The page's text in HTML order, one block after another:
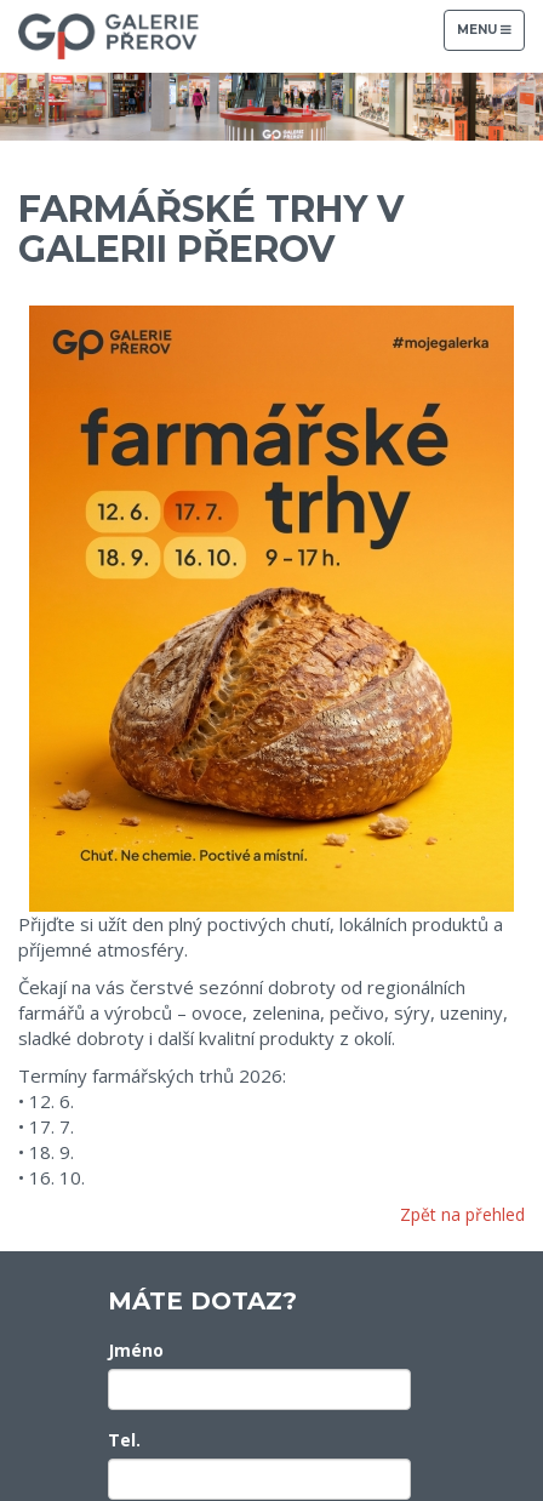
TOGGLE
NAVIGATION
MENU
FARMÁŘSKÉ TRHY V
GALERII PŘEROV
Přijďte si užít den plný poctivých chutí, lokálních produktů a
příjemné atmosféry.
Čekají na vás čerstvé sezónní dobroty od regionálních
farmářů a výrobců – ovoce, zelenina, pečivo, sýry, uzeniny,
sladké dobroty i další kvalitní produkty z okolí.
Termíny farmářských trhů 2026:
• 12. 6.
• 17. 7.
• 18. 9.
• 16. 10.
Zpět na přehled
MÁTE DOTAZ?
Jméno
Tel.